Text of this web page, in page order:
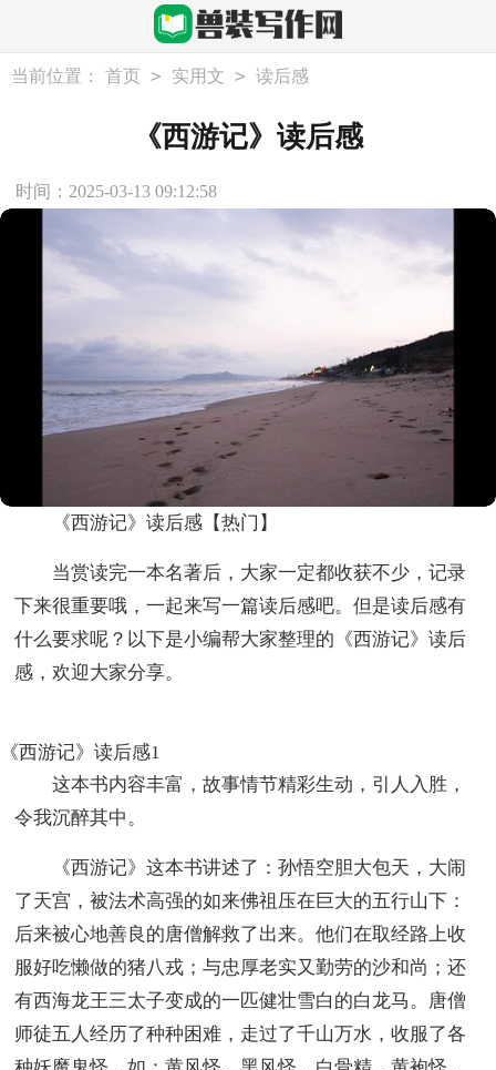
当前位置： 首页 > 实用文 > 读后感
《西游记》读后感
时间：2025-03-13 09:12:58
《西游记》读后感【热门】
当赏读完一本名著后，大家一定都收获不少，记录
下来很重要哦，一起来写一篇读后感吧。但是读后感有
什么要求呢？以下是小编帮大家整理的《西游记》读后
感，欢迎大家分享。
《西游记》读后感1
这本书内容丰富，故事情节精彩生动，引人入胜，
令我沉醉其中。
《西游记》这本书讲述了：孙悟空胆大包天，大闹
了天宫，被法术高强的如来佛祖压在巨大的五行山下：
后来被心地善良的唐僧解救了出来。他们在取经路上收
服好吃懒做的猪八戎；与忠厚老实又勤劳的沙和尚；还
有西海龙王三太子变成的一匹健壮雪白的白龙马。唐僧
师徒五人经历了种种困难，走过了千山万水，收服了各